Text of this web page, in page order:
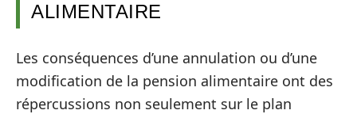
ALIMENTAIRE
Les conséquences d’une annulation ou d’une
modification de la pension alimentaire ont des
répercussions non seulement sur le plan